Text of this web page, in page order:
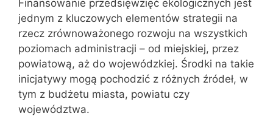
Finansowanie przedsięwzięć ekologicznych jest
jednym z kluczowych elementów strategii na
rzecz zrównoważonego rozwoju na wszystkich
poziomach administracji – od miejskiej, przez
powiatową, aż do wojewódzkiej. Środki na takie
inicjatywy mogą pochodzić z różnych źródeł, w
tym z budżetu miasta, powiatu czy
województwa.